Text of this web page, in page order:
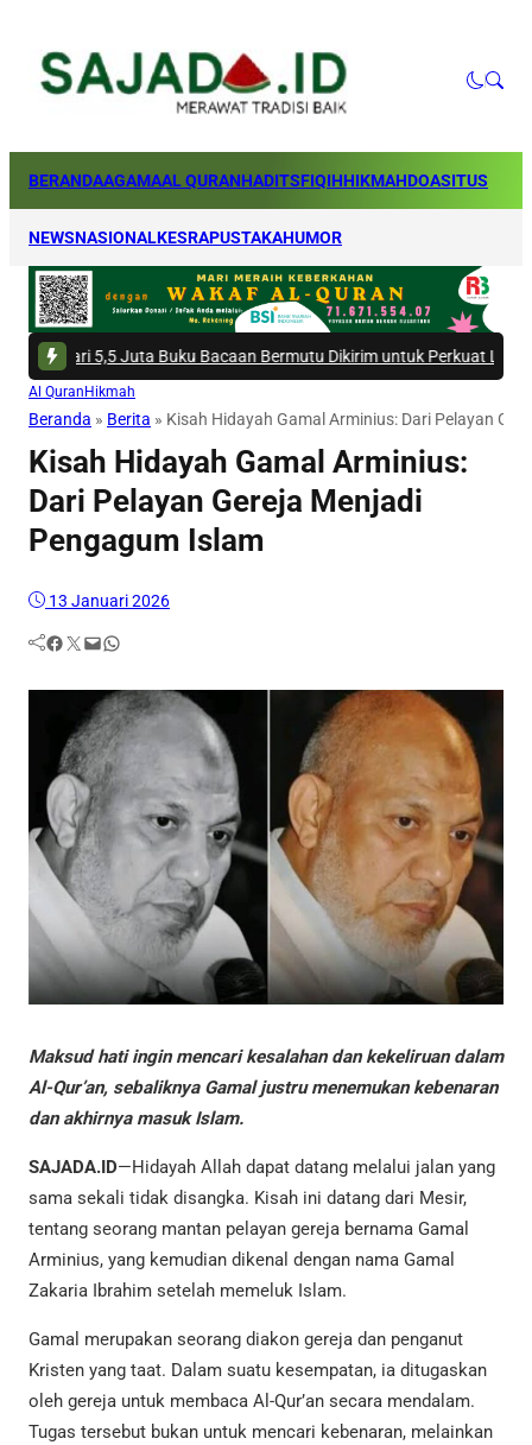
BERANDAAGAMAAL QURANHADITSFIQIHHIKMAHDOASITUS
NEWSNASIONALKESRAPUSTAKAHUMOR
Juta Buku Bacaan Bermutu Dikirim untuk Perkuat Literasi Anak
Al Quran Hikmah
Beranda » Berita » Kisah Hidayah Gamal Arminius: Dari Pelayan
Kisah Hidayah Gamal Arminius:
Dari Pelayan Gereja Menjadi
Pengagum Islam
13 Januari 2026
Facebook Twitter Mail WhatsApp
Maksud hati ingin mencari kesalahan dan kekeliruan dalam
Al-Qur’an, sebaliknya Gamal justru menemukan kebenaran
dan akhirnya masuk Islam.
SAJADA.ID—Hidayah Allah dapat datang melalui jalan yang
sama sekali tidak disangka. Kisah ini datang dari Mesir,
tentang seorang mantan pelayan gereja bernama Gamal
Arminius, yang kemudian dikenal dengan nama Gamal
Zakaria Ibrahim setelah memeluk Islam.
Gamal merupakan seorang diakon gereja dan penganut
Kristen yang taat. Dalam suatu kesempatan, ia ditugaskan
oleh gereja untuk membaca Al-Qur’an secara mendalam.
Tugas tersebut bukan untuk mencari kebenaran, melainkan